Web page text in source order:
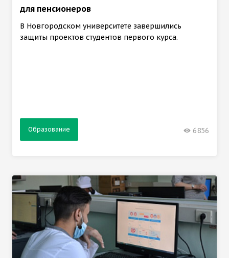
для пенсионеров
В Новгородском университете завершились
защиты проектов студентов первого курса.
Образование 6856